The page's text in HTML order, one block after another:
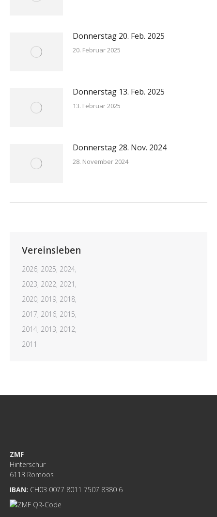
Donnerstag 20. Feb. 2025
20. Februar 2025
Donnerstag 13. Feb. 2025
13. Februar 2025
Donnerstag 28. Nov. 2024
28. November 2024
Vereinsleben
2026, 2025, 2024,
2023, 2022, 2021,
2020, 2019, 2018,
2017, 2016, 2015,
2014, 2013, 2012,
2011
ZMF
Hinterschür
6113 Romoos
IBAN: CH03 0077 8011 7507 8380 6